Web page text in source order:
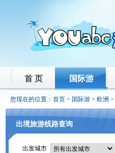
首 页 国际游
您现在的位置： 首页 > 国际游 > 欧洲 >
出境旅游线路查询
出发城市